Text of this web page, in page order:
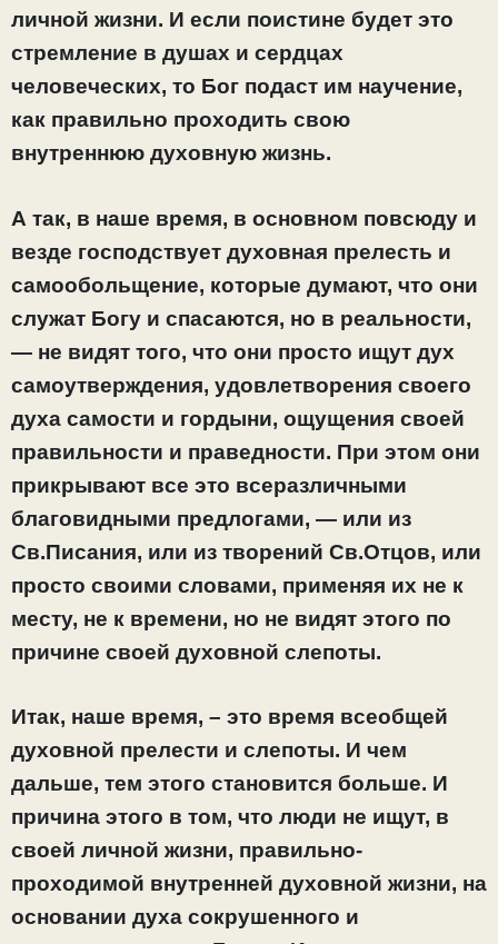
личной жизни. И если поистине будет это
стремление в душах и сердцах
человеческих, то Бог подаст им научение,
как правильно проходить свою
внутреннюю духовную жизнь.
А так, в наше время, в основном повсюду и
везде господствует духовная прелесть и
самообольщение, которые думают, что они
служат Богу и спасаются, но в реальности,
— не видят того, что они просто ищут дух
самоутверждения, удовлетворения своего
духа самости и гордыни, ощущения своей
правильности и праведности. При этом они
прикрывают все это всеразличными
благовидными предлогами, — или из
Св.Писания, или из творений Св.Отцов, или
просто своими словами, применяя их не к
месту, не к времени, но не видят этого по
причине своей духовной слепоты.
Итак, наше время, – это время всеобщей
духовной прелести и слепоты. И чем
дальше, тем этого становится больше. И
причина этого в том, что люди не ищут, в
своей личной жизни, правильно-
проходимой внутренней духовной жизни, на
основании духа сокрушенного и